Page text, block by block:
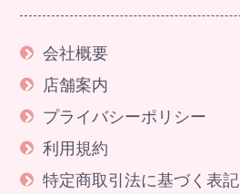
会社概要
店舗案内
プライバシーポリシー
利用規約
特定商取引法に基づく表記